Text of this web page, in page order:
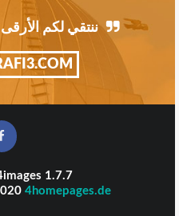
ننتقي لكم الأرقى
1.7.7
4homepages.de